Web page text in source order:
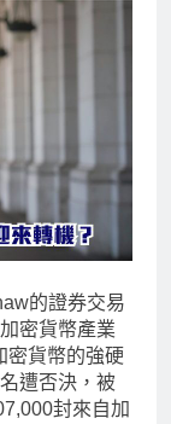
的證券交易
密貨幣產業
密貨幣的強硬
遭否決，被
封來自加